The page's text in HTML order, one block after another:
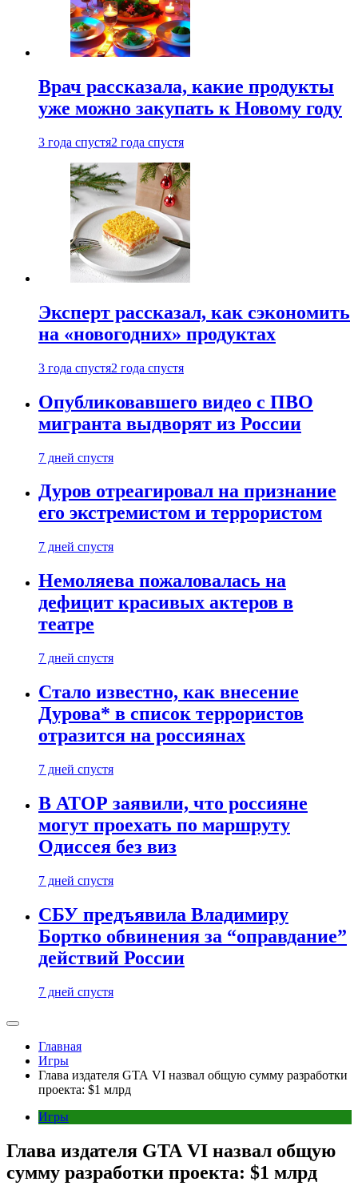
Врач рассказала, какие продукты
уже можно закупать к Новому году
3 года спустя2 года спустя
Эксперт рассказал, как сэкономить
на «новогодних» продуктах
3 года спустя2 года спустя
Опубликовавшего видео с ПВО
мигранта выдворят из России
7 дней спустя
Дуров отреагировал на признание
его экстремистом и террористом
7 дней спустя
Немоляева пожаловалась на
дефицит красивых актеров в
театре
7 дней спустя
Стало известно, как внесение
Дурова* в список террористов
отразится на россиянах
7 дней спустя
В АТОР заявили, что россияне
могут проехать по маршруту
Одиссея без виз
7 дней спустя
СБУ предъявила Владимиру
Бортко обвинения за “оправдание”
действий России
7 дней спустя
Главная
Игры
Глава издателя GTA VI назвал общую сумму разработки
проекта: $1 млрд
Игры
Глава издателя GTA VI назвал общую
сумму разработки проекта: $1 млрд